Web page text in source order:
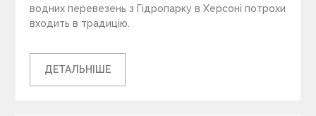
водних перевезень з Гідропарку в Херсоні потрохи
входить в традицію.
ДЕТАЛЬНІШЕ